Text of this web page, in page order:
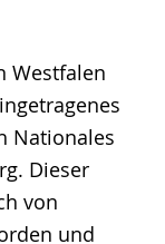
Westfalen
Nationales
Dieser
von
und